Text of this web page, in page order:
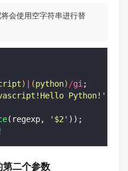
会使用空字符串进行替
) (python) /gi ;
Python! '
(regexp, ' $2 ' ));
二个参数